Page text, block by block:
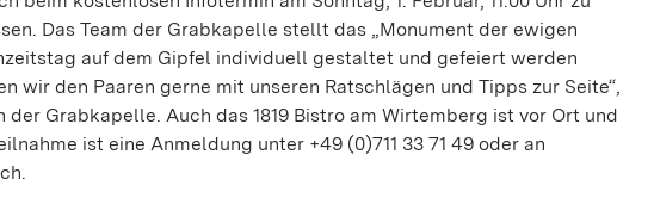
Das Team der Grabkapelle stellt das „Monument der ewigen
auf dem Gipfel individuell gestaltet und gefeiert werden
wir den Paaren gerne mit unseren Ratschlägen und Tipps zur Seite“,
Grabkapelle. Auch das 1819 Bistro am Wirtemberg ist vor Ort und
ist eine Anmeldung unter +49 (0)711 33 71 49 oder an